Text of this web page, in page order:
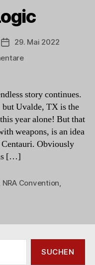
Beitragsdatum
29. Mai 2022
zu
story continues.
Uvalde, TX is the
year alone! But that
weapons, is an idea
Obviously
[…]
NRA Convention